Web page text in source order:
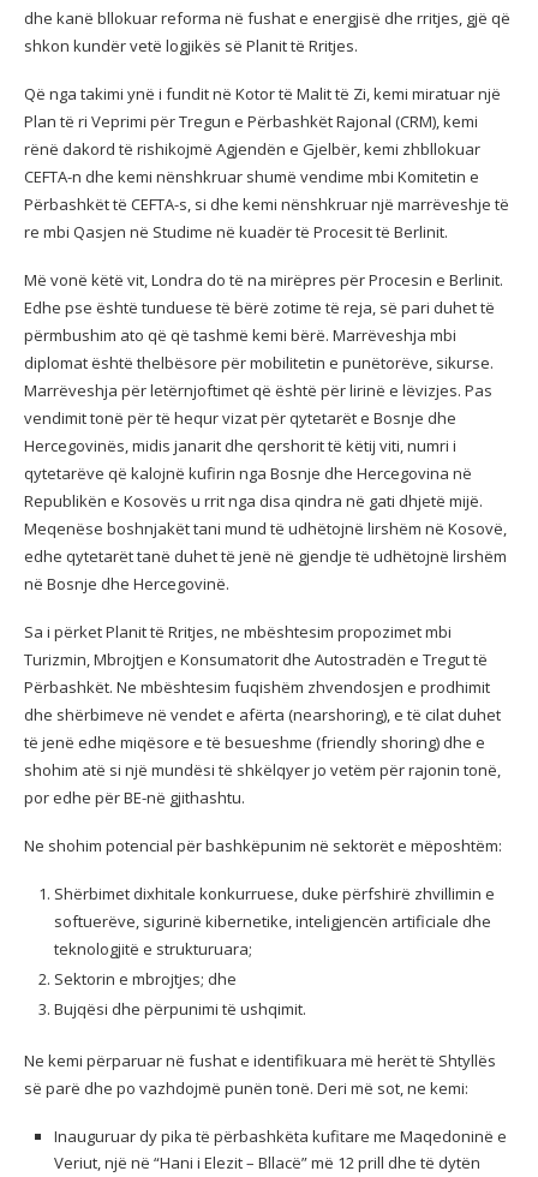
dhe kanë bllokuar reforma në fushat e energjisë dhe rritjes, gjë që
shkon kundër vetë logjikës së Planit të Rritjes.
Që nga takimi ynë i fundit në Kotor të Malit të Zi, kemi miratuar një
Plan të ri Veprimi për Tregun e Përbashkët Rajonal (CRM), kemi
rënë dakord të rishikojmë Agjendën e Gjelbër, kemi zhbllokuar
CEFTA-n dhe kemi nënshkruar shumë vendime mbi Komitetin e
Përbashkët të CEFTA-s, si dhe kemi nënshkruar një marrëveshje të
re mbi Qasjen në Studime në kuadër të Procesit të Berlinit.
Më vonë këtë vit, Londra do të na mirëpres për Procesin e Berlinit.
Edhe pse është tunduese të bërë zotime të reja, së pari duhet të
përmbushim ato që që tashmë kemi bërë. Marrëveshja mbi
diplomat është thelbësore për mobilitetin e punëtorëve, sikurse.
Marrëveshja për letërnjoftimet që është për lirinë e lëvizjes. Pas
vendimit tonë për të hequr vizat për qytetarët e Bosnje dhe
Hercegovinës, midis janarit dhe qershorit të këtij viti, numri i
qytetarëve që kalojnë kufirin nga Bosnje dhe Hercegovina në
Republikën e Kosovës u rrit nga disa qindra në gati dhjetë mijë.
Meqenëse boshnjakët tani mund të udhëtojnë lirshëm në Kosovë,
edhe qytetarët tanë duhet të jenë në gjendje të udhëtojnë lirshëm
në Bosnje dhe Hercegovinë.
Sa i përket Planit të Rritjes, ne mbështesim propozimet mbi
Turizmin, Mbrojtjen e Konsumatorit dhe Autostradën e Tregut të
Përbashkët. Ne mbështesim fuqishëm zhvendosjen e prodhimit
dhe shërbimeve në vendet e afërta (nearshoring), e të cilat duhet
të jenë edhe miqësore e të besueshme (friendly shoring) dhe e
shohim atë si një mundësi të shkëlqyer jo vetëm për rajonin tonë,
por edhe për BE-në gjithashtu.
Ne shohim potencial për bashkëpunim në sektorët e mëposhtëm:
Shërbimet dixhitale konkurruese, duke përfshirë zhvillimin e
softuerëve, sigurinë kibernetike, inteligjencën artificiale dhe
teknologjitë e strukturuara;
Sektorin e mbrojtjes; dhe
Bujqësi dhe përpunimi të ushqimit.
Ne kemi përparuar në fushat e identifikuara më herët të Shtyllës
së parë dhe po vazhdojmë punën tonë. Deri më sot, ne kemi:
Inauguruar dy pika të përbashkëta kufitare me Maqedoninë e
Veriut, një në “Hani i Elezit – Bllacë” më 12 prill dhe të dytën